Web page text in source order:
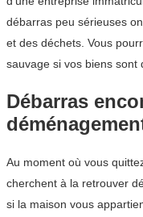
débarras peu sérieuses
et des déchets. Vous
sauvage si vos biens sont
Débarras
Au moment où vous
cherchent à la retrouver
si la maison vous